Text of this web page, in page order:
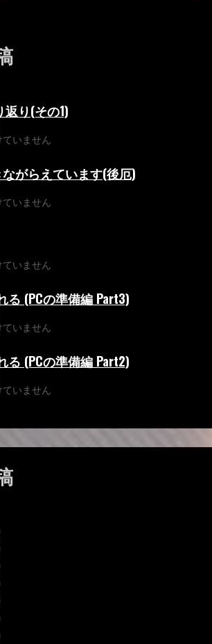
り(その1)
いません
がらえています(後厄)
いません
いません
る (PCの準備編 Part3)
いません
る (PCの準備編 Part2)
いません